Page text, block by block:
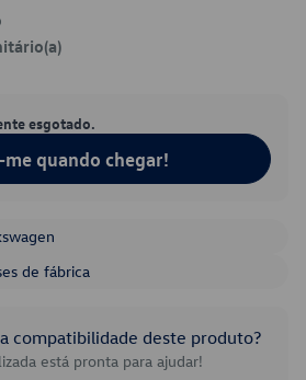
esgotado.
quando chegar!
de fábrica
compatibilidade deste produto?
está pronta para ajudar!